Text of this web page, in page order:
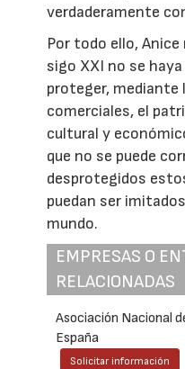
verdaderamente
Por todo ello,
sigo XXI no se
proteger, mediante
comerciales, el
cultural y
que no se puede
desprotegidos
puedan ser
mundo.
EMPRESAS O
RELACIONADAS
Asociación Nacional
España
Solicitar información